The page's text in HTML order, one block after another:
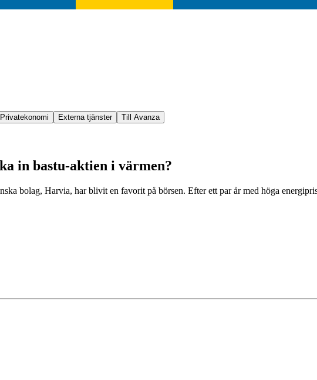
Privatekonomi Externa tjänster
Till Avanza
in bastu-aktien i värmen?
bolag, Harvia, har blivit en favorit på börsen. Efter ett par år med höga